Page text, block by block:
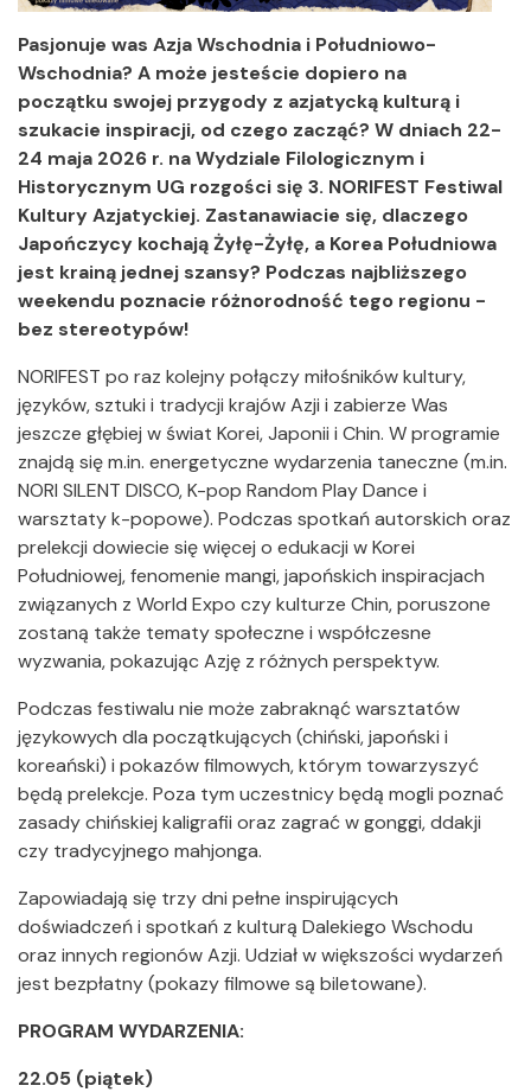
Pasjonuje was Azja Wschodnia i Południowo-
Wschodnia? A może jesteście dopiero na
początku swojej przygody z azjatycką kulturą i
szukacie inspiracji, od czego zacząć? W dniach 22-
24 maja 2026 r. na Wydziale Filologicznym i
Historycznym UG rozgości się 3. NORIFEST Festiwal
Kultury Azjatyckiej. Zastanawiacie się, dlaczego
Japończycy kochają Żyłę-Żyłę, a Korea Południowa
jest krainą jednej szansy? Podczas najbliższego
weekendu poznacie różnorodność tego regionu -
bez stereotypów!
NORIFEST po raz kolejny połączy miłośników kultury,
języków, sztuki i tradycji krajów Azji i zabierze Was
jeszcze głębiej w świat Korei, Japonii i Chin. W programie
znajdą się m.in. energetyczne wydarzenia taneczne (m.in.
NORI SILENT DISCO, K-pop Random Play Dance i
warsztaty k-popowe). Podczas spotkań autorskich oraz
prelekcji dowiecie się więcej o edukacji w Korei
Południowej, fenomenie mangi, japońskich inspiracjach
związanych z World Expo czy kulturze Chin, poruszone
zostaną także tematy społeczne i współczesne
wyzwania, pokazując Azję z różnych perspektyw.
Podczas festiwalu nie może zabraknąć warsztatów
językowych dla początkujących (chiński, japoński i
koreański) i pokazów filmowych, którym towarzyszyć
będą prelekcje. Poza tym uczestnicy będą mogli poznać
zasady chińskiej kaligrafii oraz zagrać w gonggi, ddakji
czy tradycyjnego mahjonga.
Zapowiadają się trzy dni pełne inspirujących
doświadczeń i spotkań z kulturą Dalekiego Wschodu
oraz innych regionów Azji. Udział w większości wydarzeń
jest bezpłatny (pokazy filmowe są biletowane).
PROGRAM WYDARZENIA:
22.05 (piątek)